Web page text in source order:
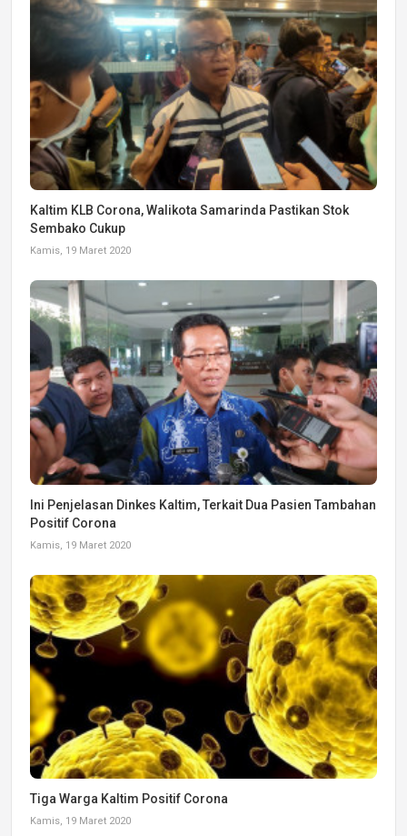
Kaltim KLB Corona, Walikota Samarinda Pastikan Stok
Sembako Cukup
Kamis, 19 Maret 2020
Ini Penjelasan Dinkes Kaltim, Terkait Dua Pasien Tambahan
Positif Corona
Kamis, 19 Maret 2020
Tiga Warga Kaltim Positif Corona
Kamis, 19 Maret 2020